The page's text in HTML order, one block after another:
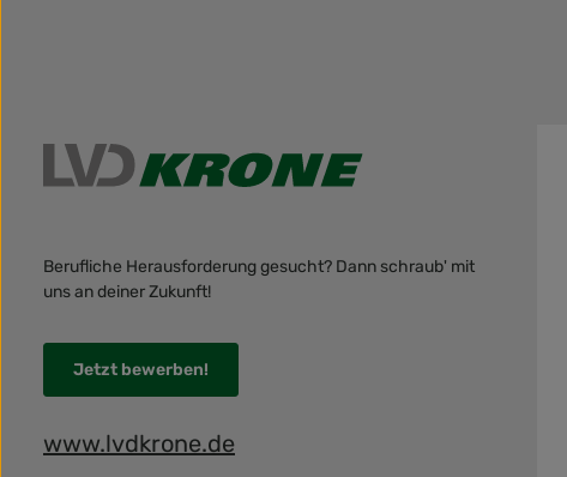
Berufliche Herausforderung gesucht? Dann schraub' mit
uns an deiner Zukunft!
Jetzt bewerben!
www.lvdkrone.de